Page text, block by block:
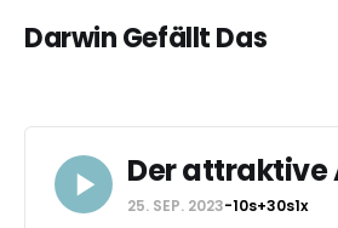
Darwin Gefällt Das
Der attraktive
25. SEP. 2023-10s+30s1x